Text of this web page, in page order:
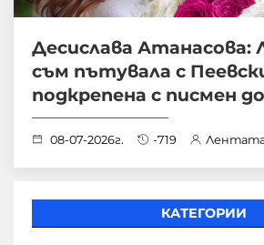
Десислава Атанасова:
съм пътувала с
подкрепена с писмен
08-07-2026г. -719
КАТЕГОРИИ